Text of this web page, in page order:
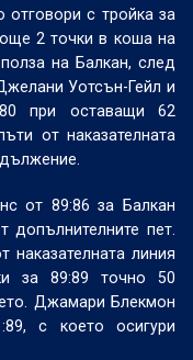
отговори с тройка за
2 точки в коша на
на Балкан, след
Уотсън-Гейл и
при оставащи 62
от наказателната
от 89:86 за Балкан
пет.
наказателната линия
за 89:89 точно 50
Джамари Блекмон
с което осигури